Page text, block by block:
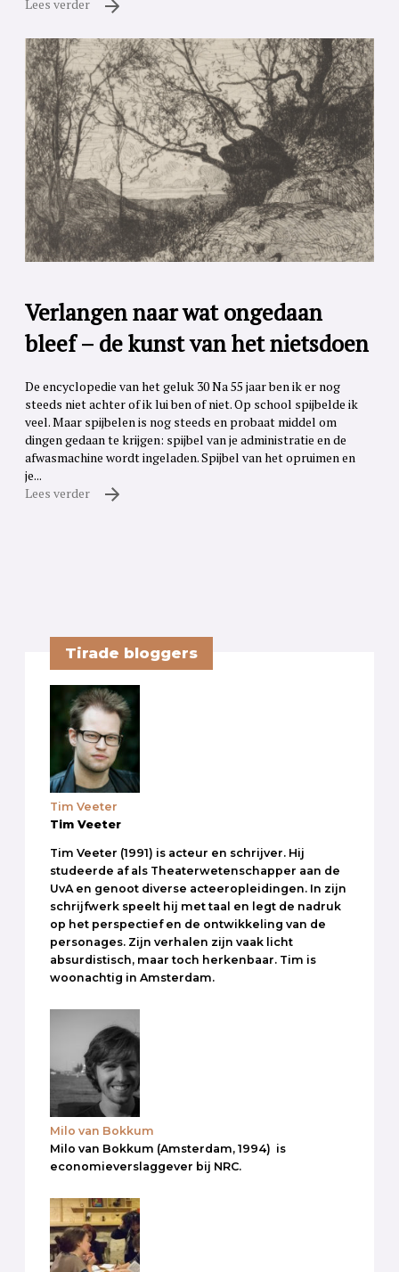
Lees verder
Verlangen naar wat ongedaan
bleef – de kunst van het nietsdoen
De encyclopedie van het geluk 30 Na 55 jaar ben ik er nog
steeds niet achter of ik lui ben of niet. Op school spijbelde ik
veel. Maar spijbelen is nog steeds en probaat middel om
dingen gedaan te krijgen: spijbel van je administratie en de
afwasmachine wordt ingeladen. Spijbel van het opruimen en
je...
Lees verder
Tirade bloggers
Tim Veeter
Tim Veeter
Tim Veeter (1991) is acteur en schrijver. Hij
studeerde af als Theaterwetenschapper aan de
UvA en genoot diverse acteeropleidingen. In zijn
schrijfwerk speelt hij met taal en legt de nadruk
op het perspectief en de ontwikkeling van de
personages. Zijn verhalen zijn vaak licht
absurdistisch, maar toch herkenbaar. Tim is
woonachtig in Amsterdam.
Milo van Bokkum
Milo van Bokkum (Amsterdam, 1994) is
economieverslaggever bij NRC.